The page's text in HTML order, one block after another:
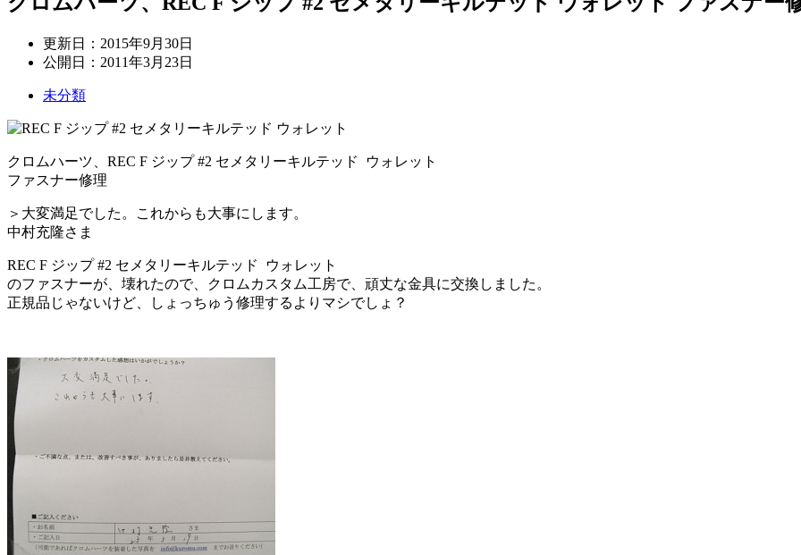
更新日： 2015年9月30日
公開日： 2011年3月23日
未分類
クロムハーツ、REC F ジップ #2 セメタリーキルテッド ウォレット
ファスナー修理
＞大変満足でした。これからも大事にします。
中村充隆さま
REC F ジップ #2 セメタリーキルテッド ウォレット
のファスナーが、壊れたので、クロムカスタム工房で、頑丈な金具に交換しました。
正規品じゃないけど、しょっちゅう修理するよりマシでしょ？